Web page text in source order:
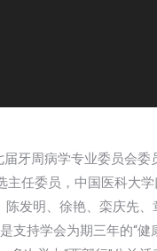
牙周病学专业委员会委
主任委员，中国医科大学
发明、徐艳、栾庆先、
支持学会为期三年的“健